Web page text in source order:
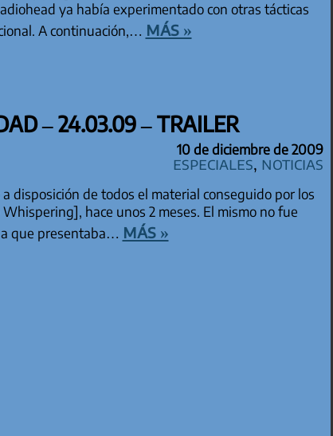
ya había experimentado con otras tácticas
A continuación,… más »
– 24.03.09 – TRAILER
10 de diciembre de 2009
especiales, Noticias
disposición de todos el material conseguido por los
hace unos 2 meses. El mismo no fue
que presentaba… más »